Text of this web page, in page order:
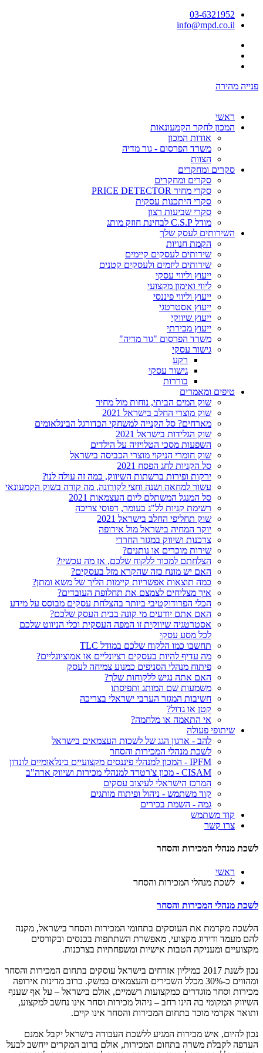
03-6321952
info@mpd.co.il
פנייה מהירה
ראשי
המכון לחקר הקמעונאות
אודות המכון
משרד הפרסום - גור מדיה
הצוות
סקרים ומחקרים
סקרים ומחקרים
סקרי מחיר PRICE DETECTOR
סקרי היתכנות עסקית
סקרי שביעות רצון
מודל C.S.P לבחינת חוזק מותג
השירותים לעסק שלך
הקמת חנויות
שירותים לעסקים קיימים
שירותים ליזמים ולעסקים קטנים
ייעוץ וליווי עסקי
ליווי ואימון מקצועי
ייעוץ וליווי פיננסי
ייעוץ אסטרטגי
ייעוץ שיווקי
ייעוץ מכירתי
משרד הפרסום "גור מדיה"
גישור עסקי
רקע
גישור עסקי
בוררות
טיפים ומאמרים
שוק המים הביתי, נוחות מול מחיר
שוק מוצרי החלב בישראל 2021
מארחים? סל הקנייה למשחקי הכדורגל הבינלאומים
שוק הגלידות בישראל 2021
השפעות מסכי הטלויזיה על הילדים
שוק חומרי הניקוי מוצרי הכביסה בישראל
סל הקניות לחג הפסח 2021
ירקות ופירות ברשתות השיווק, כמה זה עולה לנו?
עשור למחאה ושנה וחצי לקורונה, מה קורה בשוק הקמעונאי
סל המנגל המשתלם ליום העצמאות 2021
רשימת קניות לל"ג בעומר, דפוסי צריכה
שוק תחליפי החלב בישראל 2021
יוקר המחיה בישראל מול אירופה
צרכנות ושיווק במגזר החרדי
שירות מוכרים או נותנים?
הצלחתם למכור ללקוח שלכם, אז מה עכשיו?
האם יש מונח כזה שהקרא מזל בעסקים?
כמה תוצאות אפשריות קיימות הליך של משא ומתן?
איך מצליחים לצמצם את תחלופת העובדים?
הכלי הפרודוקטיבי ביותר בהצלחת עסקים מבוסס על מידע
האם אתם יודעים מי קונה בבית העסק שלכם?
אסטרטגיה שיווקית זו המפה העסקית וכלי הניווט שלכם
לכל מסע עסקי
תחשבו כמו הלקוח שלכם במודל TLC
מה עדיף להיות בעסקים רציונליים או אמוציונליים?
פיתוח מנהלי הסניפים כמנוע צמיחה לעסק
האם אתה נגיש ללקוחות שלך?
משמעות שם המותג ותפיסתו
חשיבות המגזר הערבי ישראלי בצריכה
קטן או גדול?
אי התאמה או מלחמה?
שיתופי פעולה
להב - ארגון הגג של לשכות העצמאים בישראל
לשכת מנהלי המכירות והסחר
IPFM - המכון למנהלי פיננסים מקצועיים בינלאומיים לונדון
CISAM - מכון צ'רטרד למנהלי מכירות ושיווק ארה"ב
המרכז הישראלי לעיצוב עסקים
קוד משתמש - ניהול ופיתוח מותגים
גמה - השמת בכירים
קוד משתמש
צרו קשר
לשכת מנהלי המכירות והסחר
ראשי
לשכת מנהלי המכירות והסחר
לשכת מנהלי המכירות והסחר
הלשכה מקדמת את העוסקים בתחומי המכירות והסחר בישראל, מקנה
להם מעמד ודירוג מקצועי, מאפשרת השתתפות בכנסים ובקורסים
מקצועיים ומעניקה הטבות אישיות ומשפחתיות בצרכנות.
נכון לשנת 2017 כמיליון אזרחים בישראל עוסקים בתחום המכירות והסחר
ומהווים כ-30% מכלל השכירים והעצמאים במשק. ברוב מדינות אירופה
מכירות וסחר מוגדרים כמקצועות רשמיים, אולם בישראל – על אף שענף
השיווק המקומי בה הינו רחב – ניהול מכירות וסחר אינו נחשב למקצוע,
ותואר אקדמי מוכר בתחום המכירות והסחר אינו קיים.
נכון להיום, איש מכירות המגיע ללשכת העבודה בישראל יקבל אמנם
העדפה לקבלת משרה בתחום המכירות, אולם ברוב המקרים ייחשב לבעל